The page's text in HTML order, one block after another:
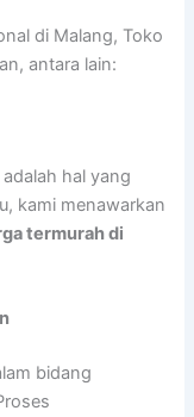
di Malang, Toko
antara lain:
hal yang
kami menawarkan
termurah di
bidang